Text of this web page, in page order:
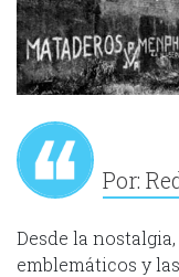
Por:
Desde la
emblemáticos y